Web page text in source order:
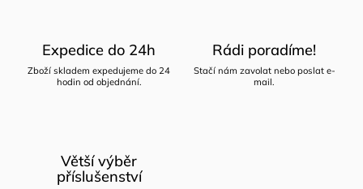
Expedice do 24h
Zboží skladem expedujeme do 24
hodin od objednání.
Rádi poradíme!
Stačí nám zavolat nebo poslat e-
mail.
Větší výběr
příslušenství